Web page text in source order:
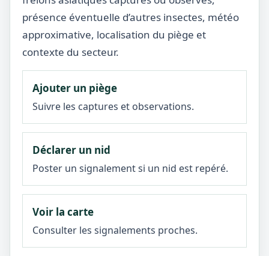
présence éventuelle d’autres insectes, météo
approximative, localisation du piège et
contexte du secteur.
Ajouter un piège
Suivre les captures et observations.
Déclarer un nid
Poster un signalement si un nid est repéré.
Voir la carte
Consulter les signalements proches.